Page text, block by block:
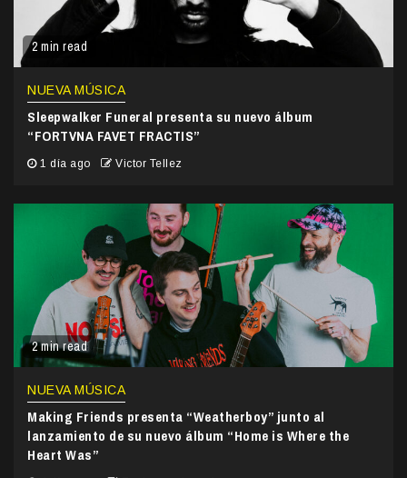
2 min read
NUEVA MÚSICA
Sleepwalker Funeral presenta su nuevo álbum
“FORTVNA FAVET FRACTIS”
1 día ago Victor Tellez
2 min read
NUEVA MÚSICA
Making Friends presenta “Weatherboy” junto al
lanzamiento de su nuevo álbum “Home is Where the
Heart Was”